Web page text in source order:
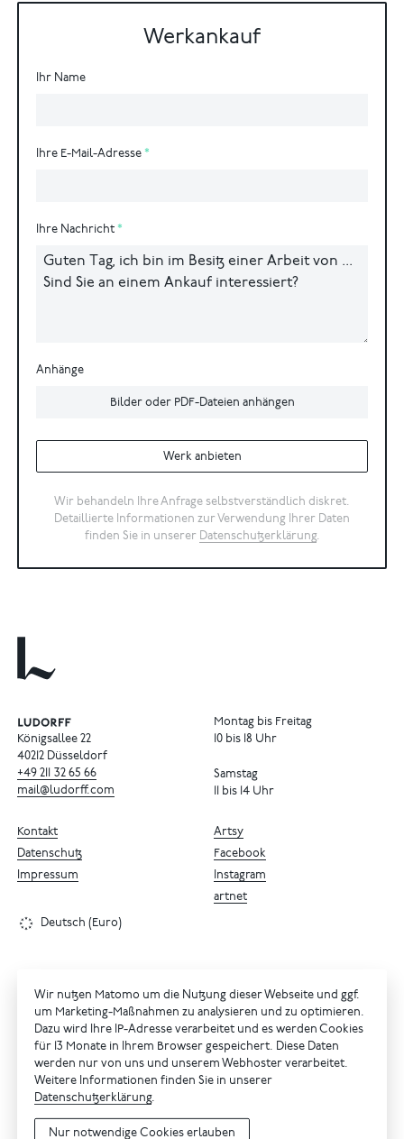
Werkankauf
Ihr Name
Ihre E-Mail-Adresse
Ihre Nachricht
Anhänge
Bilder oder PDF-Dateien anhängen
Werk anbieten
Wir behandeln Ihre Anfrage selbstverständlich diskret.
Detaillierte Informationen zur Verwendung Ihrer Daten
finden Sie in unserer Datenschutzerklärung.
Königsallee 22
40212 Düsseldorf
+49 211 32 65 66
mail@ludorff.com
Montag bis Freitag
10 bis 18 Uhr
Samstag
11 bis 14 Uhr
Artsy
Facebook
Instagram
artnet
Kontakt
Datenschutz
Impressum
Deutsch (Euro)
Wir nutzen Matomo um die Nutzung dieser Webseite und ggf.
um Marketing-Maßnahmen zu analysieren und zu optimieren.
Dazu wird Ihre IP-Adresse verarbeitet und es werden Cookies
für 13 Monate in Ihrem Browser gespeichert. Diese Daten
werden nur von uns und unserem Webhoster verarbeitet.
Weitere Informationen finden Sie in unserer
Datenschutzerklärung.
Nur notwendige Cookies erlauben